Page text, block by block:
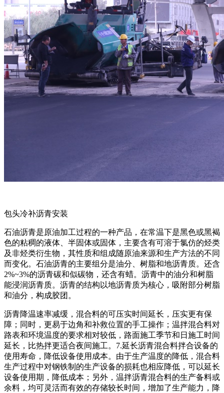
包头冷补沥青安装
石油沥青是原油加工过程的一种产品，在常温下是黑色或黑褐
色的粘稠的液体、半固体或固体，主要含有可溶于氯仿的烃类
及非烃类衍生物，其性质和组成随原油来源和生产方法的不同
而变化。石油沥青的主要组分是油分、树脂和地沥青质。还含
2%~3%的沥青碳和似碳物，还含有蜡。沥青中的油分和树脂
能浸润沥青质。沥青的结构以地沥青质为核心，吸附部分树脂
和油分，构成胶团。
沥青降温速率减缓，混合料的可压实时间延长，压实更有保
障；同时，更易于边角和补救位置的手工操作；温拌混合料对
路表和环境温度的要求相对较低，路面施工季节和日施工时间
延长，比热拌更适合夜间施工。7.延长沥青混合料拌合设备的
使用寿命，降低设备使用成本。由于生产温度的降低，混合料
生产过程中对钢铁制的生产设备的损耗也相应降低，可以延长
设备使用期，降低成本；另外，温拌沥青混合料的生产备料或
余料，均可灵活而有效的存储较长时间，增加了生产能力，降